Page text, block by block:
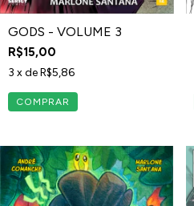
GODS - VOLUME 3
R$15,00
3 x deR$5,86